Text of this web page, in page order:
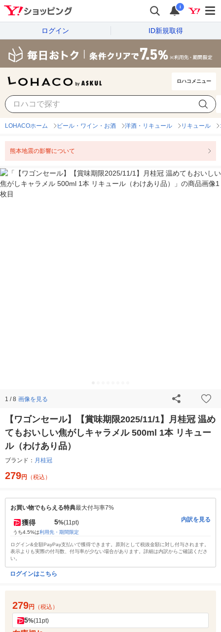
i
ログイン ID新規取得
ロハコメニュー
LOHACOホーム ビール・ワイン・お酒 洋酒・リキュール リキュール
熊本地震の影響について
1 / 8 画像を見る
【ワゴンセール】【賞味期限2025/11/1】月桂冠 温め
てもおいしい焦がしキャラメル 500ml 1本 リキュー
ル（わけあり品）
ブランド： 月桂冠
279円 （税込）
お買い物でもらえる特典最大付与率7%
獲得 5%(11pt)
うち4.5%は利用先・期間限定
内訳を見る
ログイン&全額PayPay支払いで獲得できます。原則として税抜金額に対し付与されます。
表示よりも実際の付与数、付与率が少ない場合があります。詳細は内訳からご確認くださ
い。
ログインはこちら
279円 （税込）
5%(11pt)